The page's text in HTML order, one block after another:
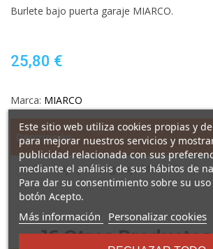
Burlete bajo puerta garaje MIARCO.
25,80 €
Marca: MIARCO
Descripción
Burlete bajo puerta garaje MIARCO.
16 Otros
Este sitio web utiliza cookies propias y
para mejorar nuestros servicios y
publicidad relacionada con sus
mediante el análisis de sus hábitos de
Para dar su consentimiento sobre su
botón Acepto.
Más información
sobre
términos
Personalizar cookies